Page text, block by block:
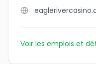
Voir les emplois et